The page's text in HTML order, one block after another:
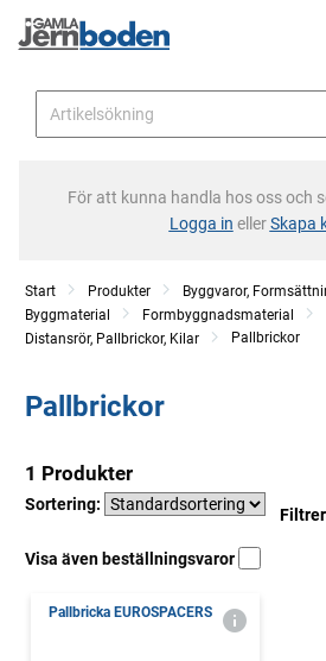
För att kunna handla hos oss och
Logga in ellerSkapa
Start Produkter
Byggvaror,
Byggmaterial
Formbyggnadsmaterial
Distansrör, Pallbrickor, Kilar
Pallbrickor
Pallbrickor
1 Produkter
Sortering:
Visa även beställningsvaror
Pallbricka EUROSPACERS